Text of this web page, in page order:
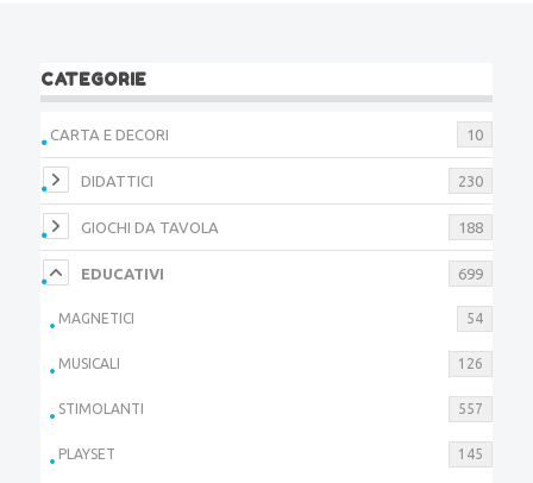
CATEGORIE
CARTA E DECORI 10
DIDATTICI 230
GIOCHI DA TAVOLA 188
EDUCATIVI 699
MAGNETICI 54
MUSICALI 126
STIMOLANTI 557
PLAYSET 145